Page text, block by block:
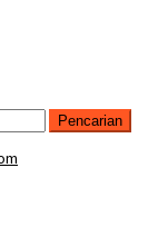
Pencarian